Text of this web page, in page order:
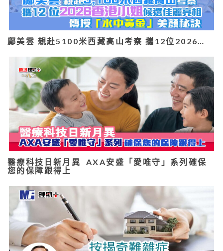
鄺美雲 親赴5100米西藏高山考察 攜12位2026…
醫療科技日新月異 AXA安盛「愛唯守」系列確保
您的保障跟得上